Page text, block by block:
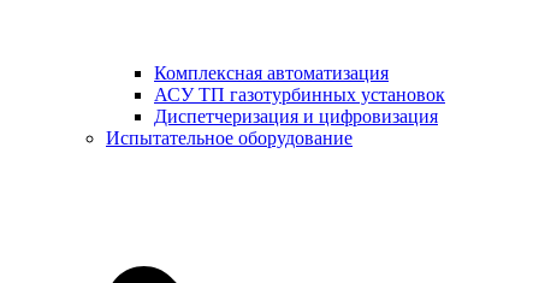
Комплексная автоматизация
АСУ ТП газотурбинных установок
Диспетчеризация и цифровизация
Испытательное оборудование